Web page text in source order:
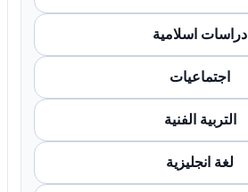
دراسات اسلامية
اجتماعيات
التربية الفنية
لغة انجليزية